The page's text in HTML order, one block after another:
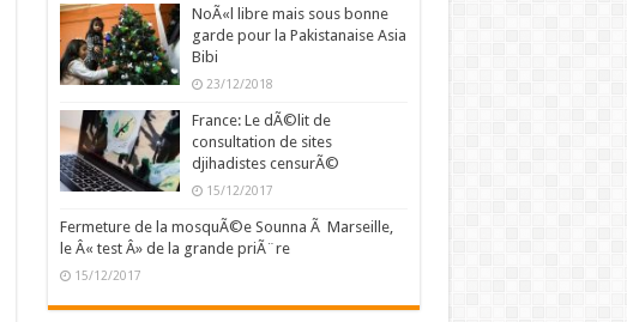
NoÃ«l libre mais sous bonne
garde pour la Pakistanaise Asia
Bibi
23/12/2018
France: Le dÃ©lit de
consultation de sites
djihadistes censurÃ©
15/12/2017
Fermeture de la mosquÃ©e Sounna Ã Marseille,
le Â« test Â» de la grande priÃ¨re
15/12/2017